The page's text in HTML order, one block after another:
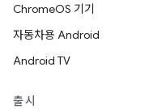
ChromeOS 기기
자동차용 Android
Android TV
출시